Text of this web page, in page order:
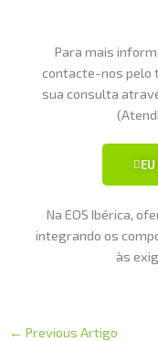
Para mais
contacte-nos pelo
sua consulta
Na EOS Ibérica,
integrando os
às
← Previous Artigo